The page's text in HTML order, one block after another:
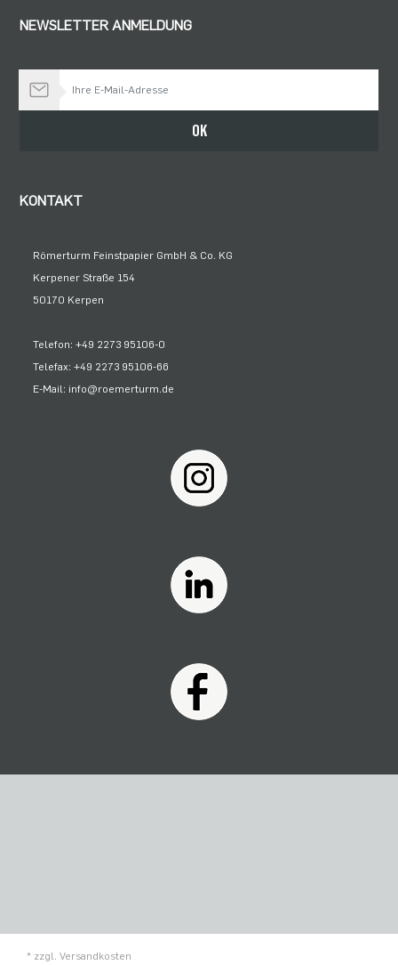
NEWSLETTER ANMELDUNG
OK
KONTAKT
Römerturm Feinstpapier GmbH & Co. KG
Kerpener Straße 154
50170 Kerpen
Telefon: +49 2273 95106-0
Telefax: +49 2273 95106-66
E-Mail: info@roemerturm.de
* zzgl. Versandkosten